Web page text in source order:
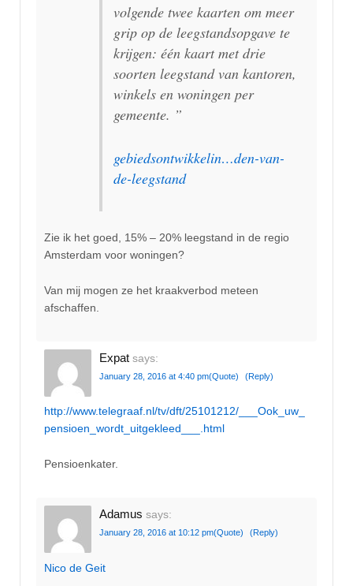
volgende twee kaarten om meer
grip op de leegstandsopgave te
krijgen: één kaart met drie
soorten leegstand van kantoren,
winkels en woningen per
gemeente. ”
gebiedsontwikkelin…den-van-
de-leegstand
Zie ik het goed, 15% – 20% leegstand in de regio
Amsterdam voor woningen?
Van mij mogen ze het kraakverbod meteen
afschaffen.
Expat says:
January 28, 2016 at 4:40 pm(Quote) (Reply)
http://www.telegraaf.nl/tv/dft/25101212/___Ook_uw_
pensioen_wordt_uitgekleed___.html
Pensioenkater.
Adamus says:
January 28, 2016 at 10:12 pm(Quote) (Reply)
Nico de Geit